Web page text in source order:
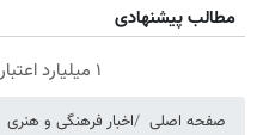
مطالب پیشنهادی
۱ میلیارد اعتبار خرید طلا | بدون ضامن و چک
صفحه اصلی اخبار فرهنگی و هنری